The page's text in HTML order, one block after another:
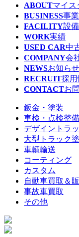
ABOUTマイス
BUSINESS事
FACILITY設
WORK実績
USED CAR中
COMPANY会
NEWSお知らせ
RECRUIT採用
CONTACTお
鈑金・塗装
車検・点検整備
デザイントラ
大型トラック
車輌輸送
コーティング
カスタム
自動車買取＆
事故車買取
その他